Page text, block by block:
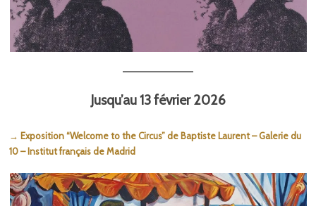
Jusqu’au 13 février 2026
→ Exposition “Welcome to the Circus” de Baptiste Laurent – Galerie du
10 – Institut français de Madrid